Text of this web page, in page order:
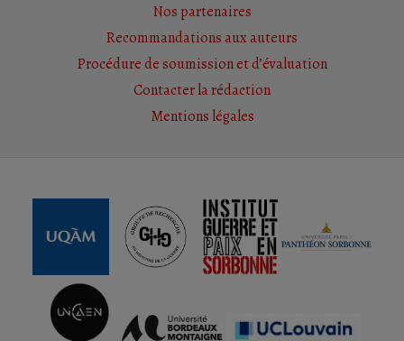
Nos partenaires
Recommandations aux auteurs
Procédure de soumission et d’évaluation
Contacter la rédaction
Mentions légales